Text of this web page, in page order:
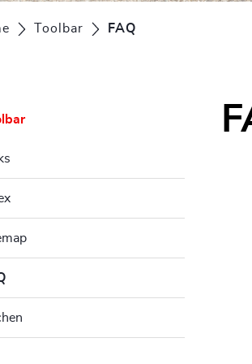
Toolbar FAQ